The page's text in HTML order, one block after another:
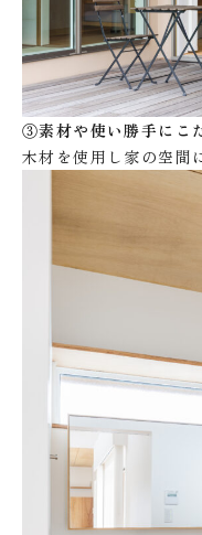
③素材や使い勝手にこ
木材を使用し家の空間